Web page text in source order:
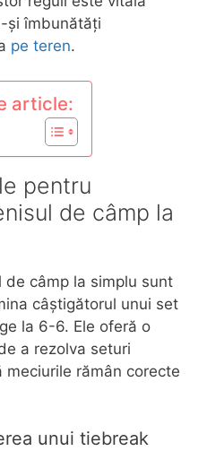
și îmbunătăți
pe teren.
article:
pentru
de câmp la
de câmp la simplu sunt
câștigătorul unui set
la 6-6. Ele oferă o
a rezolva seturi
rămân corecte
unui tiebreak